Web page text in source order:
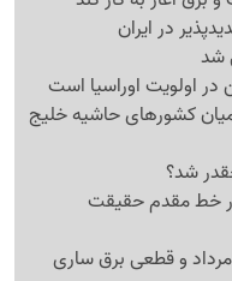
در ایران
شد
در اولویت اوراسیا است
کشورهای حاشیه خلیج
در خط مقدم حقیقت
برنامه خاموشی برق مازندران فردا 17 مرداد و قطعی برق ساری